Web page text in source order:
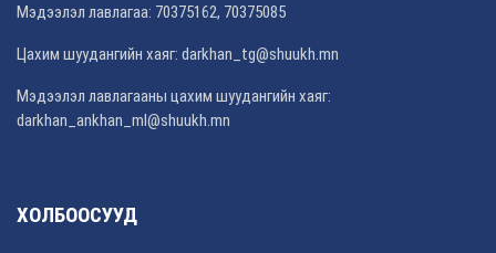
Мэдээлэл лавлагаа: 70375162, 70375085
Цахим шуудангийн хаяг: darkhan_tg@shuukh.mn
Мэдээлэл лавлагааны цахим шуудангийн хаяг:
darkhan_ankhan_ml@shuukh.mn
ХОЛБООСУУД